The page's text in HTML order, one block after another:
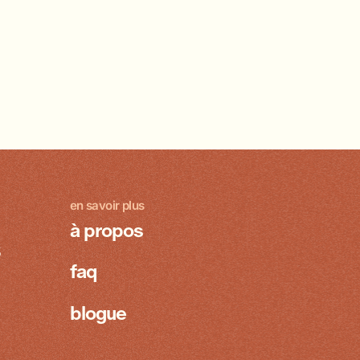
en savoir plus
à propos
faq
blogue